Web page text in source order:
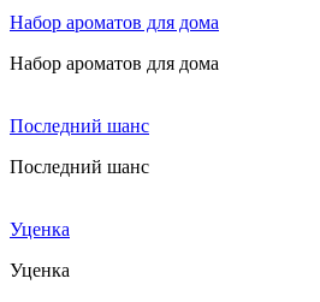
Набор ароматов для дома
Набор ароматов для дома
Последний шанс
Последний шанс
Уценка
Уценка